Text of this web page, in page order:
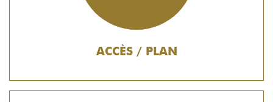
ACCÈS / PLAN